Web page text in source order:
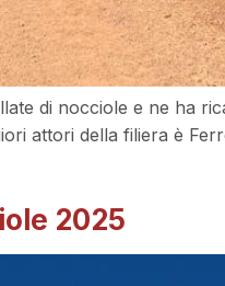
di nocciole e ne ha
attori della filiera è
2025